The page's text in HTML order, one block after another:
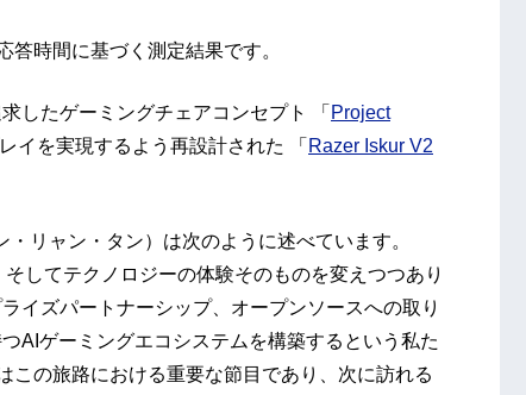
時間に基づく測定結果です。
したゲーミングチェアコンセプト 「 Project
イを実現するよう再設計された 「 Razer Iskur V2
リャン・タン）は次のように述べています。
してテクノロジーの体験そのものを変えつつあり
イズパートナーシップ、オープンソースへの取り
AIゲーミングエコシステムを構築するという私た
の旅路における重要な節目であり、次に訪れる